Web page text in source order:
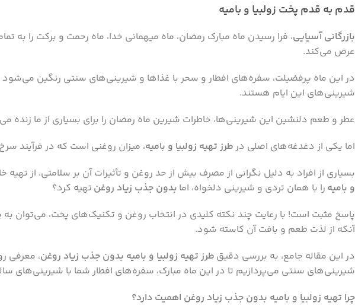
قدم به قدم پخت زولبیا و بامیه
بازرگانی آسیایی، فرا رسیدن ماه مبارک رمضان، ماه میهمانی خدا، ماه رحمت و برکت را به
عرض می‌کند.
در این ماه پرفضیلت، سفره‌های افطار و سحر با غذاها و شیرینی‌های سنتی رنگین می‌شود
شیرینی‌های این ایام هستند.
عطر و طعم دلنشین این شیرینی‌ها، خاطرات شیرین ماه رمضان را برای بسیاری از ما زنده
اما یکی از دغدغه‌های اصلی در طرز تهیه زولبیا و بامیه، میزان روغنی است که در فرآیند
بسیاری از افراد به دلیل نگرانی از مصرف بیش از حد روغن و تأثیرات آن بر سلامتی، از
و بامیه را با همان تردی و شیرینی دلخواه، اما بدون جذب زیاد روغن تهیه کرد؟
پاسخ مثبت است! با رعایت چند نکته کلیدی در انتخاب روغن و تکنیک‌های پخت، می‌توان
آنکه از لذت طعم و بافت آن کاسته شود.
در این مقاله جامع، به بررسی دقیق طرز تهیه زولبیا و بامیه بدون جذب زیاد روغن، معرفی
شیرینی‌های سنتی می‌پردازیم تا در این ماه مبارک، سفره‌های افطار شما با شیرینی‌های
چرا تهیه زولبیا و بامیه بدون جذب زیاد روغن اهمیت دارد؟